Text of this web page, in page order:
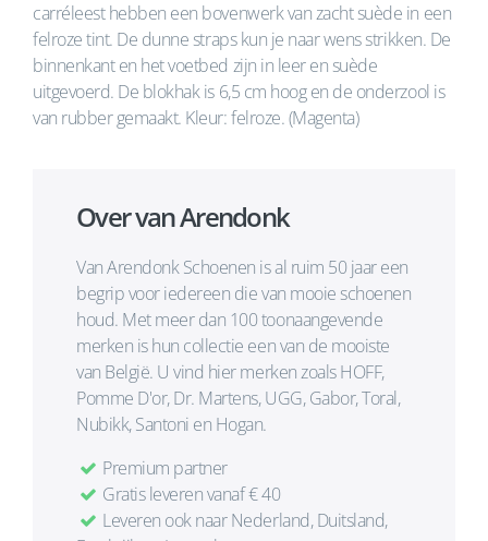
carréleest hebben een bovenwerk van zacht suède in een
felroze tint. De dunne straps kun je naar wens strikken. De
binnenkant en het voetbed zijn in leer en suède
uitgevoerd. De blokhak is 6,5 cm hoog en de onderzool is
van rubber gemaakt. Kleur: felroze. (Magenta)
Over van Arendonk
Van Arendonk Schoenen is al ruim 50 jaar een
begrip voor iedereen die van mooie schoenen
houd. Met meer dan 100 toonaangevende
merken is hun collectie een van de mooiste
van België. U vind hier merken zoals HOFF,
Pomme D'or, Dr. Martens, UGG, Gabor, Toral,
Nubikk, Santoni en Hogan.
Premium partner
Gratis leveren vanaf € 40
Leveren ook naar Nederland, Duitsland,